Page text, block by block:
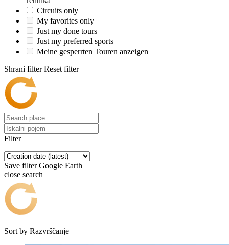
Circuits only
My favorites only
Just my done tours
Just my preferred sports
Meine gesperrten Touren anzeigen
Shrani filter Reset filter
Filter
Save filter Google Earth
close search
Sort by Razvrščanje